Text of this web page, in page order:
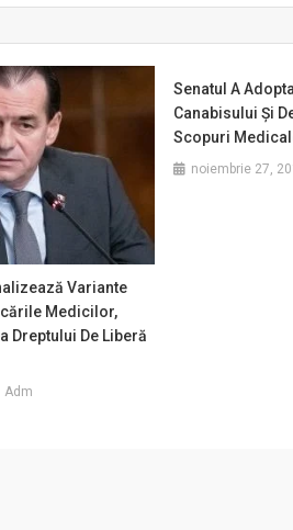
Variante
Medicilor,
Dreptului De Liberă
Adm
Senatul A
Canabisului Şi
Scopuri
noiembrie 27,